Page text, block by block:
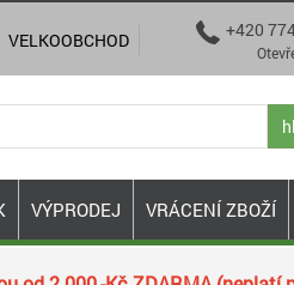
VÝPRODEJ VRÁCENÍ ZBOŽÍ
VELKOOBCHOD  +420
Otevřeno po